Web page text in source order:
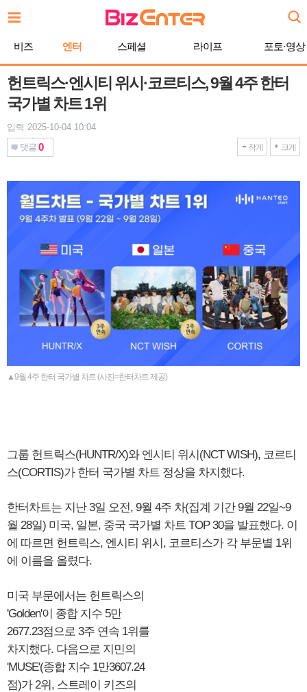
문
비즈 엔터 스페셜 라이프 포토·영상
헌트릭스·엔시티 위시·코르티스, 9월 4주 한터
국가별 차트 1위
입력 2025-10-04 10:04
댓글 0 작게 크게
▲9월 4주 한터 국가별 차트 (사진=한터차트 제공)
그룹 헌트릭스(HUNTR/X)와 엔시티 위시(NCT WISH), 코르티
스(CORTIS)가 한터 국가별 차트 정상을 차지했다.
한터차트는 지난 3일 오전, 9월 4주 차(집계 기간 9월 22일~9
월 28일) 미국, 일본, 중국 국가별 차트 TOP 30을 발표했다. 이
에 따르면 헌트릭스, 엔시티 위시, 코르티스가 각 부문별 1위
에 이름을 올렸다.
미국 부문에서는 헌트릭스의
'Golden'이 종합 지수 5만
2677.23점으로 3주 연속 1위를
차지했다. 다음으로 지민의
'MUSE'(종합 지수 1만3607.24
점)가 2위, 스트레이 키즈의